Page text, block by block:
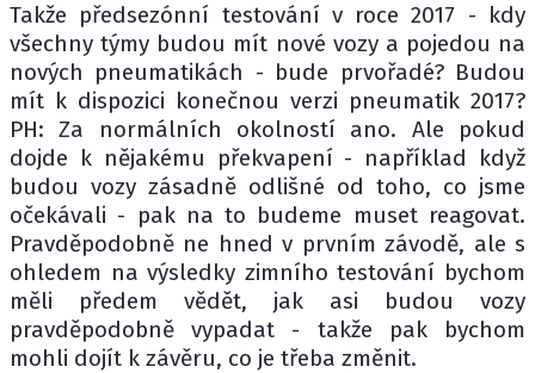
Takže předsezónní testování v roce 2017 - kdy
všechny týmy budou mít nové vozy a pojedou na
nových pneumatikách - bude prvořadé? Budou
mít k dispozici konečnou verzi pneumatik 2017?
PH: Za normálních okolností ano. Ale pokud
dojde k nějakému překvapení - například když
budou vozy zásadně odlišné od toho, co jsme
očekávali - pak na to budeme muset reagovat.
Pravděpodobně ne hned v prvním závodě, ale s
ohledem na výsledky zimního testování bychom
měli předem vědět, jak asi budou vozy
pravděpodobně vypadat - takže pak bychom
mohli dojít k závěru, co je třeba změnit.